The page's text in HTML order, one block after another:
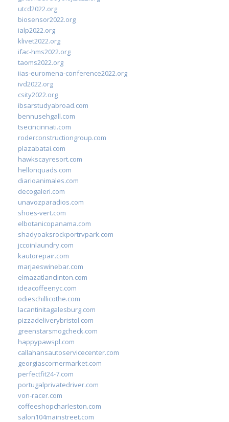
utcd2022.org
biosensor2022.org
ialp2022.org
klivet2022.org
ifac-hms2022.org
taoms2022.org
iias-euromena-conference2022.org
ivd2022.org
csity2022.org
ibsarstudyabroad.com
bennusehgall.com
tsecincinnati.com
roderconstructiongroup.com
plazabatai.com
hawkscayresort.com
hellonquads.com
diarioanimales.com
decogaleri.com
unavozparadios.com
shoes-vert.com
elbotanicopanama.com
shadyoaksrockportrvpark.com
jccoinlaundry.com
kautorepair.com
marjaeswinebar.com
elmazatlanclinton.com
ideacoffeenyc.com
odieschillicothe.com
lacantinitagalesburg.com
pizzadeliverybristol.com
greenstarsmogcheck.com
happypawspl.com
callahansautoservicecenter.com
georgiascornermarket.com
perfectfit24-7.com
portugalprivatedriver.com
von-racer.com
coffeeshopcharleston.com
salon104mainstreet.com